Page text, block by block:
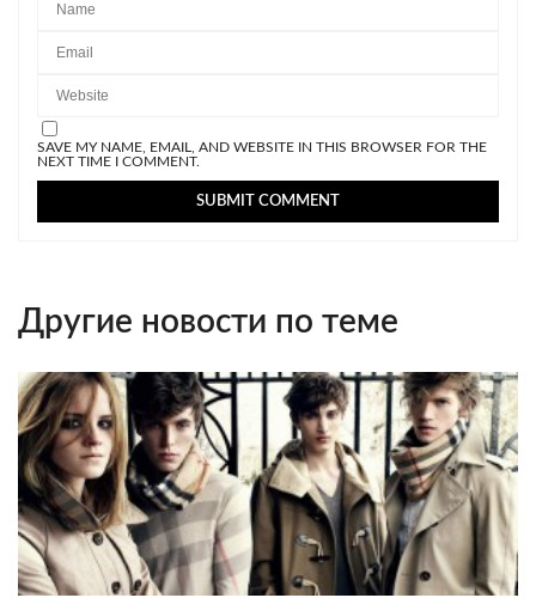
SAVE MY NAME, EMAIL, AND WEBSITE IN THIS BROWSER FOR THE
NEXT TIME I COMMENT.
Другие новости по теме